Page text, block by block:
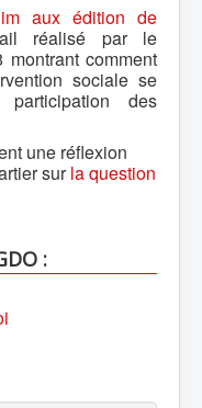
aux édition de
réalisé par le
comment
sociale se
des
une réflexion
surla question
: